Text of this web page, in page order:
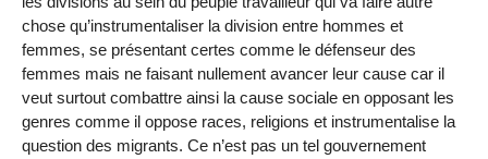
chose qu’instrumentaliser la division entre hommes et
femmes, se présentant certes comme le défenseur des
femmes mais ne faisant nullement avancer leur cause car il
veut surtout combattre ainsi la cause sociale en opposant les
genres comme il oppose races, religions et instrumentalise la
question des migrants. Ce n’est pas un tel gouvernement